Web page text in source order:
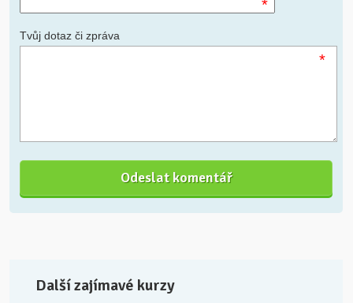
*
Tvůj dotaz či zpráva
*
Další zajímavé kurzy